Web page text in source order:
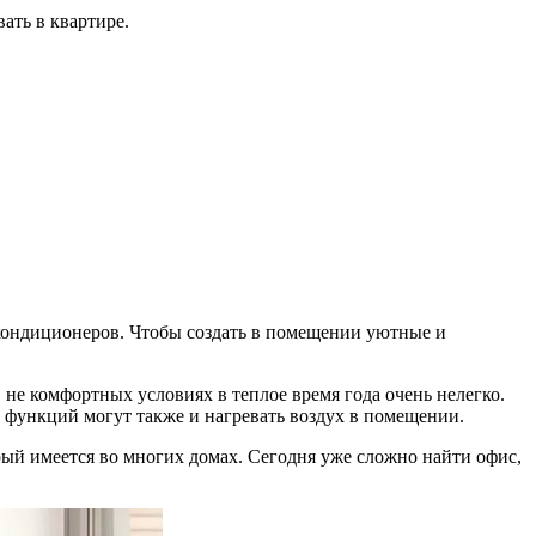
в квартире.
Чтобы создать в помещении уютные и
комфортных условиях в теплое время года очень нелегко.
могут также и нагревать воздух в помещении.
имеется во многих домах. Сегодня уже сложно найти офис,